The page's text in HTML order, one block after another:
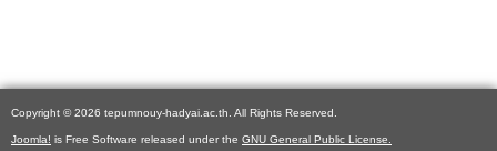
Copyright © 2026 tepumnouy-hadyai.ac.th. All Rights Reserved.
Joomla! is Free Software released under the GNU General Public License.